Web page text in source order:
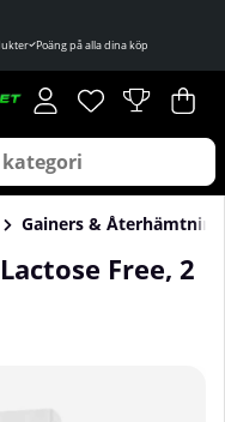
Poäng på alla dina köp
Önskelista
Antal i
. .
Gainers & Återhämtning
Free, 2
Free, 2 kg